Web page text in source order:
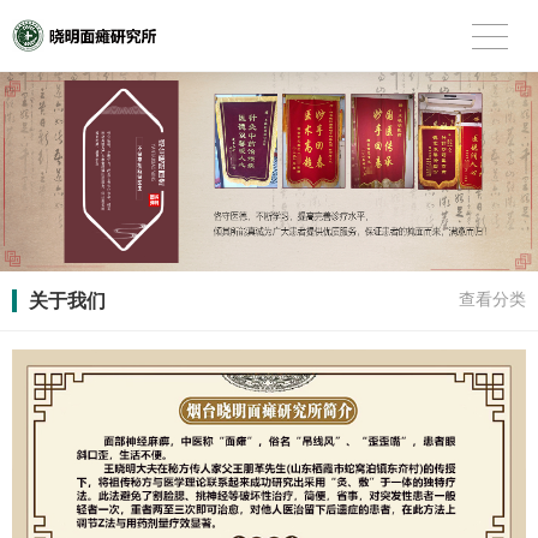
关于我们 查看分类